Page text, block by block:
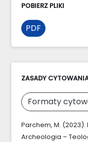
POBIERZ PLIKI
PDF
ZASADY
Formaty
Parchem, M. (2023).
Archeologia –